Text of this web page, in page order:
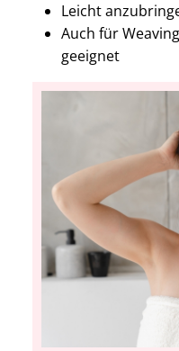
Leicht
Auch für
geeignet